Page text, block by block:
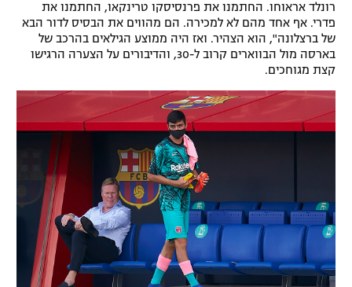
המגזין
רונלד אראוחו. החתמנו את פרנסיסקו טרינקאו, החתמנו את
פדרי. אף אחד מהם לא למכירה. הם מהווים את הבסיס לדור הבא
של ברצלונה", הוא הצהיר. ואז היה ממוצע הגילאים בהרכב של
בארסה מול הבווארים קרוב ל-30, והדיבורים על הצערה הרגישו
קצת מגוחכים.